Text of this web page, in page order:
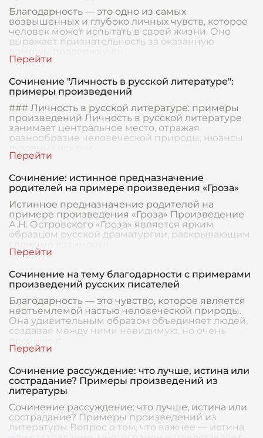
Благодарность — это одно из самых
возвышенных и глубоко личных чувств, которое
человек может испытать в своей жизни. Оно
выражает признательность за оказанную
Сочинение "Личность в русской литературе":
примеры произведений
### Личность в русской литературе: примеры
произведений Личность в русской литературе
занимает центральное место, отражая
разнообразие человеческой природы, нюансы
Сочинение: истинное предназначение
родителей на примере произведения «Гроза»
Истинное предназначение родителей на
примере произведения «Гроза» Произведение
А.Н. Островского «Гроза» является ярким
образцом русской драматургии, раскрывающим
Сочинение на тему благодарности с примерами
произведений русских писателей
Благодарность — это чувство, которое является
неотъемлемой частью человеческой природы.
Она удивительным образом объединяет людей,
создавая между ними невидимую, но очень
Сочинение рассуждение: что лучше, истина или
сострадание? Примеры произведений из
литературы
Сочинение рассуждение: что лучше, истина или
сострадание? Примеры произведений из
литературы Вопрос о том, что важнее — истина